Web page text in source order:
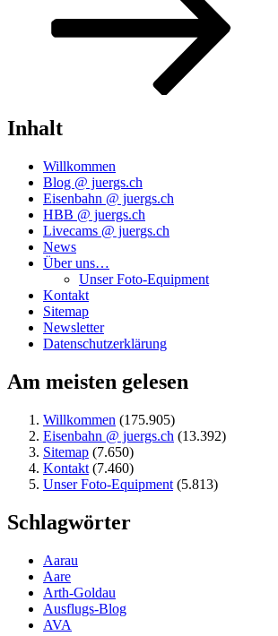
Inhalt
Willkommen
Blog @ juergs.ch
Eisenbahn @ juergs.ch
HBB @ juergs.ch
Livecams @ juergs.ch
News
Über uns…
Unser Foto-Equipment
Kontakt
Sitemap
Newsletter
Datenschutzerklärung
Am meisten gelesen
Willkommen (175.905)
Eisenbahn @ juergs.ch (13.392)
Sitemap (7.650)
Kontakt (7.460)
Unser Foto-Equipment (5.813)
Schlagwörter
Aarau
Aare
Arth-Goldau
Ausflugs-Blog
AVA